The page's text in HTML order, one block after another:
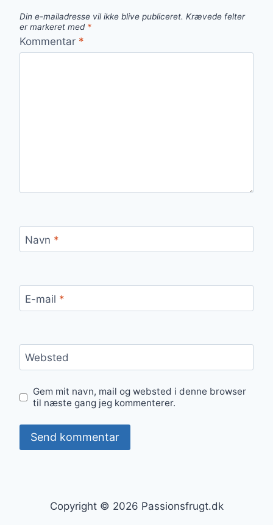
Din e-mailadresse vil ikke blive publiceret. Krævede felter
er markeret med *
Kommentar *
Navn *
E-mail *
Websted
Gem mit navn, mail og websted i denne browser
til næste gang jeg kommenterer.
Copyright © 2026 Passionsfrugt.dk